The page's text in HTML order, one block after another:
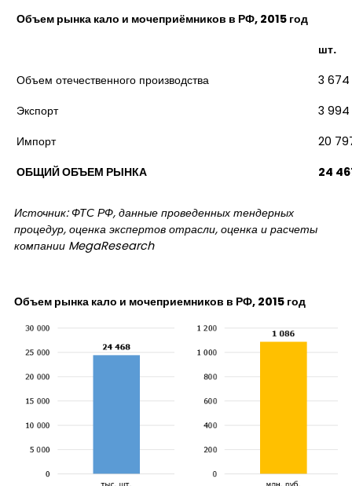
Объем рынка кало и мочеприёмников в РФ, 2015 год
шт.
Объем отечественного производства
3 674
Экспорт
3 994
Импорт
20
ОБЩИЙ ОБЪЕМ РЫНКА
24
Источник: ФТС РФ, данные проведенных тендерных
процедур, оценка экспертов отрасли, оценка и расчеты
компании MegaResearch
Объем рынка кало и мочеприемников в РФ, 2015 год